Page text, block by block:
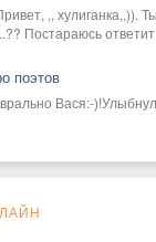
,, хулиганка,,)).
Постараюсь ответит
поэтов
Вася:-